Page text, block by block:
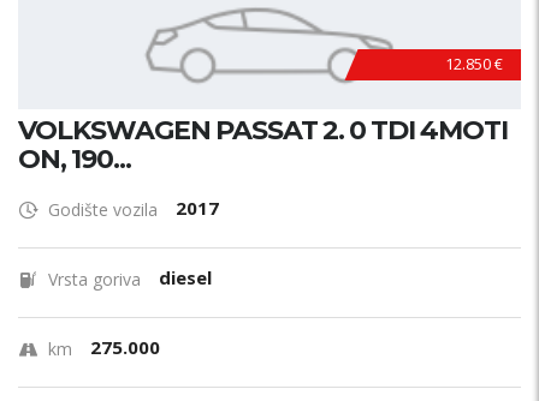
12.850 €
VOLKSWAGEN PASSAT 2. 0 TDI 4MOTI
ON, 190...
Godište vozila 2017
Vrsta goriva diesel
km 275.000